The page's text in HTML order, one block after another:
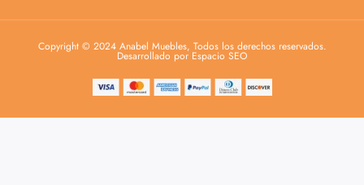
Copyright © 2024 Anabel Muebles, Todos los derechos reservados.
Desarrollado por Espacio SEO